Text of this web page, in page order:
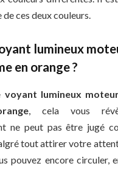
ces deux couleurs.
lumineux
en orange ?
voyant lumineux
, cela vous
ne peut pas être jugé
tout attirer votre
pouvez encore circuler,